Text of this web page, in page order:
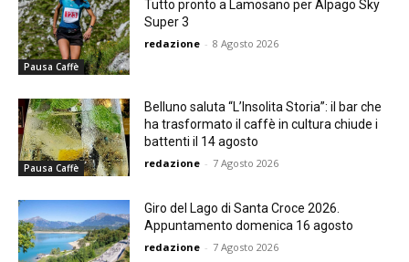
Pausa Caffè
Tutto pronto a Lamosano per Alpago Sky
Super 3
redazione - 8 Agosto 2026
Pausa Caffè
Belluno saluta “L’Insolita Storia”: il bar che
ha trasformato il caffè in cultura chiude i
battenti il 14 agosto
redazione - 7 Agosto 2026
Giro del Lago di Santa Croce 2026.
Appuntamento domenica 16 agosto
redazione - 7 Agosto 2026